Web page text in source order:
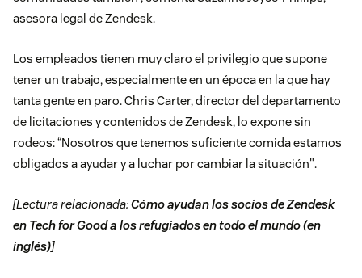
asesora legal de Zendesk.
Los empleados tienen muy claro el privilegio que supone
tener un trabajo, especialmente en un época en la que hay
tanta gente en paro. Chris Carter, director del departamento
de licitaciones y contenidos de Zendesk, lo expone sin
rodeos: “Nosotros que tenemos suficiente comida estamos
obligados a ayudar y a luchar por cambiar la situación".
[Lectura relacionada:Cómo ayudan los socios de Zendesk
en Tech for Good a los refugiados en todo el mundo (en
inglés)]